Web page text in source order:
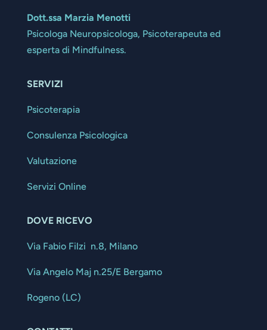
Dott.ssa Marzia Menotti
Psicologa Neuropsicologa, Psicoterapeuta ed
esperta di Mindfulness.
SERVIZI
Psicoterapia
Consulenza Psicologica
Valutazione
Servizi Online
DOVE RICEVO
Via Fabio Filzi n.8, Milano
Via Angelo Maj n.25/E Bergamo
Rogeno (LC)